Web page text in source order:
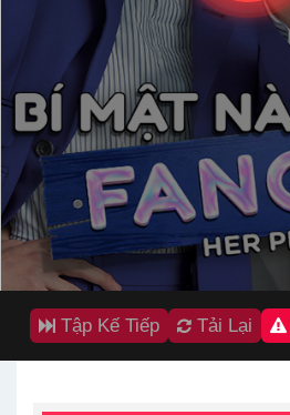
Tập Kế Tiếp Tải Lại